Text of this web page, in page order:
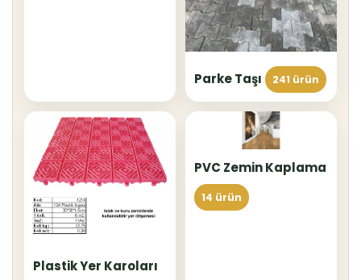
Parke Taşı 241 ürün
Plastik Yer Karoları
PVC Zemin Kaplama
14 ürün